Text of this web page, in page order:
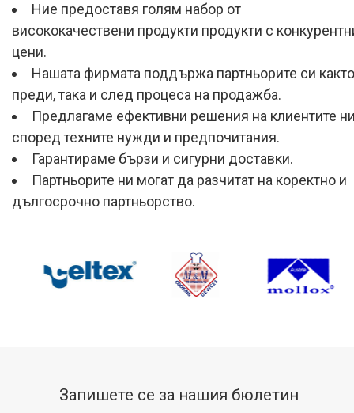
Ние предоставя голям набор от
висококачествени продукти продукти с
цени.
Нашата фирмата поддържа партньорите си както
преди, така и след процеса на продажба.
Предлагаме ефективни решения на клиентите
според техните нужди и предпочитания.
Гарантираме бързи и сигурни доставки.
Партньорите ни могат да разчитат на коректно и
дългосрочно партньорство.
Запишете се за нашия бюлетин